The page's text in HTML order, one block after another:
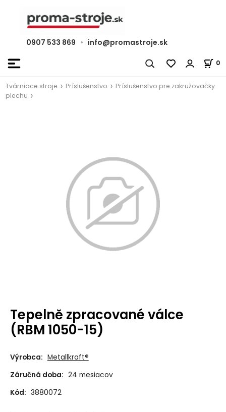
0907 533 869 • info@promastroje.sk
0
Tvárniace stroje Príslušenstvo
Príslušenstvo pre zakružovačky
plechu
Tepelně zpracované válce
(RBM 1050-15)
Výrobca: Metallkraft®
Záručná doba: 24 mesiacov
Kód: 3880072